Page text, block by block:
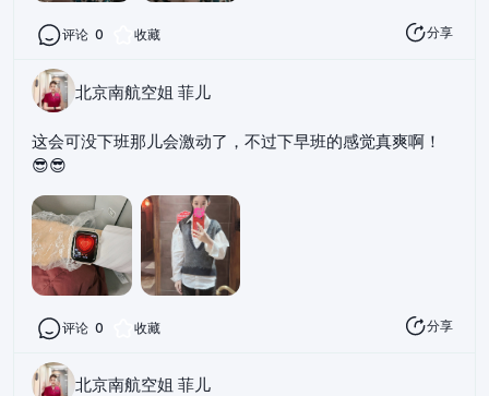
评论 0 收藏 分享
北京南航空姐 菲儿
这会可没下班那儿会激动了，不过下早班的感觉真爽啊！
😎😎
评论 0 收藏 分享
北京南航空姐 菲儿